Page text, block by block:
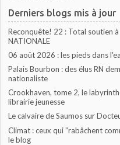
Derniers blogs mis à jour
Reconquête! 22 : Total soutien à
NATIONALE
06 août 2026 : les pieds dans
Palais Bourbon : des élus RN
nationaliste
Crookhaven, tome 2, le
librairie jeunesse
Le calvaire de Saumos sur
Climat : ceux qui ”rabâchent
le blog